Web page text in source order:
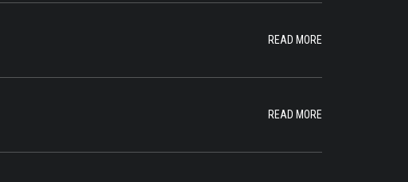
READ MORE
READ MORE